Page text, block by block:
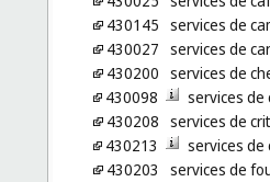
430145 services de
430027 services de
430200 services de
430098
services de
430208 services de
430213
services de
430203
services de